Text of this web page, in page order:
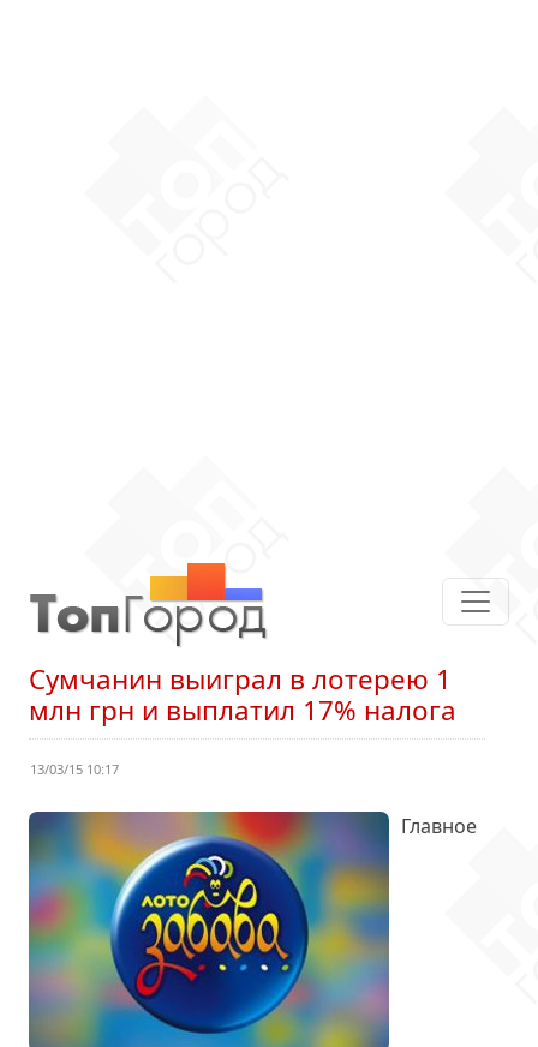
Сумчанин выиграл в лотерею 1
млн грн и выплатил 17% налога
13/03/15 10:17
Главное